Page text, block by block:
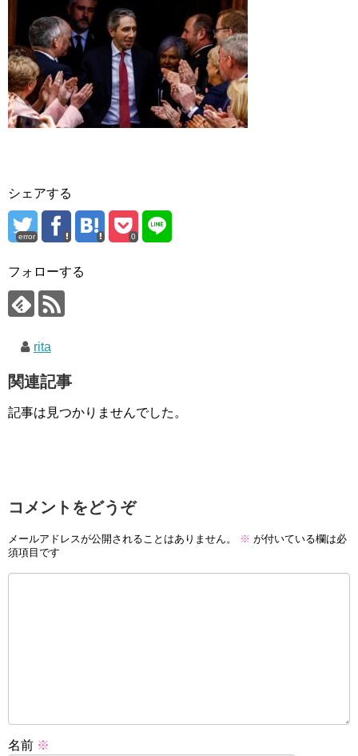
シェアする
error 0
フォローする
rita
関連記事
記事は見つかりませんでした。
コメントをどうぞ
メールアドレスが公開されることはありません。 ※ が付いている欄は必
須項目です
名前 ※